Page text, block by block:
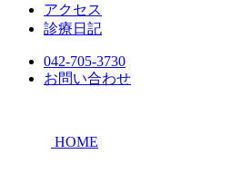
アクセス
診療日記
042-705-3730
お問い合わせ
HOME